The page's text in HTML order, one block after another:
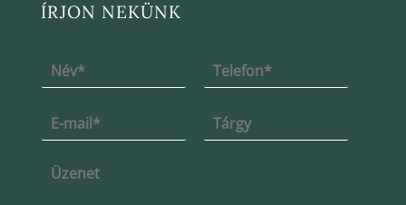
ÍRJON NEKÜNK